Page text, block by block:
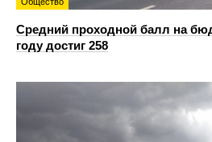
Средний проходной балл на
году достиг 258